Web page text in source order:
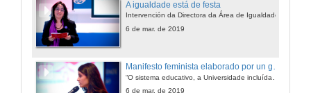
A igualdade está de festa
Intervención da Directora da Área de Igualdade
6 de mar. de 2019
Manifesto feminista elaborado por un grupo de alumnas representantes no Claustro da Rede de Estudantes
6 de mar. de 2019